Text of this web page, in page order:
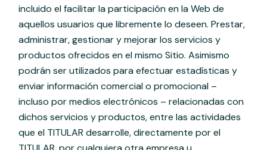
incluido el facilitar la participación en la Web de
aquellos usuarios que libremente lo deseen. Prestar,
administrar, gestionar y mejorar los servicios y
productos ofrecidos en el mismo Sitio. Asimismo
podrán ser utilizados para efectuar estadísticas y
enviar información comercial o promocional –
incluso por medios electrónicos – relacionadas con
dichos servicios y productos, entre las actividades
que el TITULAR desarrolle, directamente por el